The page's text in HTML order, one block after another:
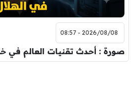
2026/08/08 - 08:57
صورة : أحدث تقنيات العالم في